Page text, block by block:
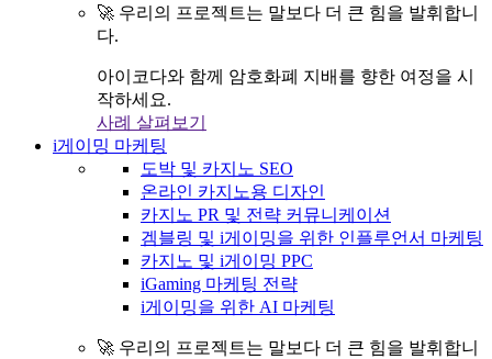
🚀 우리의 프로젝트는 말보다 더 큰 힘을 발휘합니
다.
아이코다와 함께 암호화폐 지배를 향한 여정을 시
작하세요.
사례 살펴보기
i게이밍 마케팅
도박 및 카지노 SEO
온라인 카지노용 디자인
카지노 PR 및 전략 커뮤니케이션
겜블링 및 i게이밍을 위한 인플루언서 마케팅
카지노 및 i게이밍 PPC
iGaming 마케팅 전략
i게이밍을 위한 AI 마케팅
🚀 우리의 프로젝트는 말보다 더 큰 힘을 발휘합니